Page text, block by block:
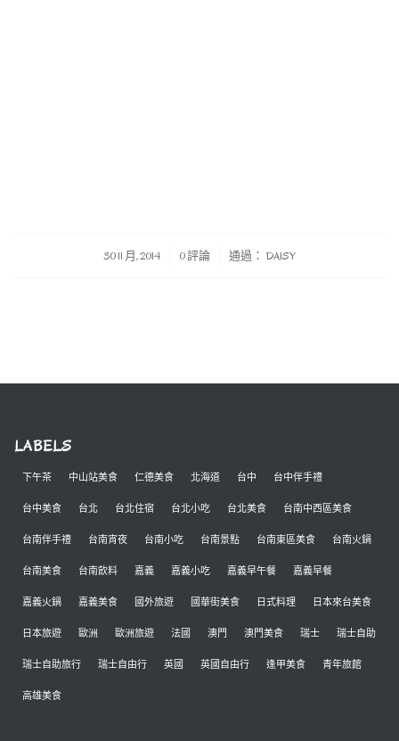
30 11 月, 2014
/ 0 評論 通過： DAISY
LABELS
下午茶 中山站美食 仁德美食 北海道 台中 台中伴手禮
台中美食 台北 台北住宿 台北小吃 台北美食 台南中西區美食
台南伴手禮 台南宵夜 台南小吃 台南景點 台南東區美食 台南火鍋
台南美食 台南飲料 嘉義 嘉義小吃 嘉義早午餐 嘉義早餐
嘉義火鍋 嘉義美食 國外旅遊 國華街美食 日式料理 日本來台美食
日本旅遊 歐洲 歐洲旅遊 法國 澳門 澳門美食 瑞士 瑞士自助
瑞士自助旅行 瑞士自由行 英國 英國自由行 逢甲美食 青年旅館
高雄美食